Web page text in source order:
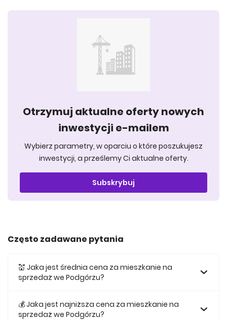
Otrzymuj aktualne oferty nowych
inwestycji e-mailem
Wybierz parametry, w oparciu o które poszukujesz
inwestycji, a prześlemy Ci aktualne oferty.
Subskrybuj
Często zadawane pytania
💒 Jaka jest średnia cena za mieszkanie na
sprzedaż we Podgórzu?
wynosi 941 198 zł.
💰 Jaka jest najniższa cena za mieszkanie na
sprzedaż we Podgórzu?